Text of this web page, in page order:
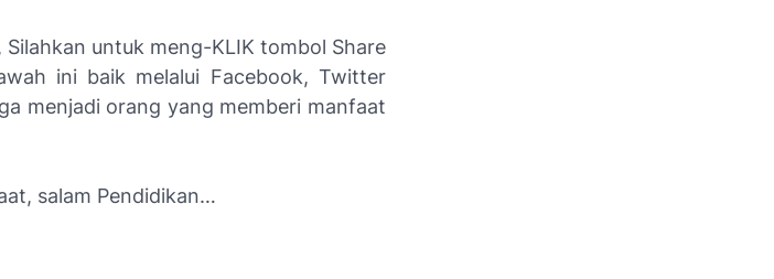
untuk meng-KLIK tombol Share
ini baik melalui Facebook, Twitter
menjadi orang yang memberi manfaat
salam Pendidikan…